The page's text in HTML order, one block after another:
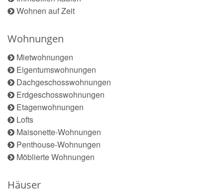
Wohnen auf Zeit
Wohnungen
Mietwohnungen
Eigentumswohnungen
Dachgeschosswohnungen
Erdgeschosswohnungen
Etagenwohnungen
Lofts
Maisonette-Wohnungen
Penthouse-Wohnungen
Möblierte Wohnungen
Häuser